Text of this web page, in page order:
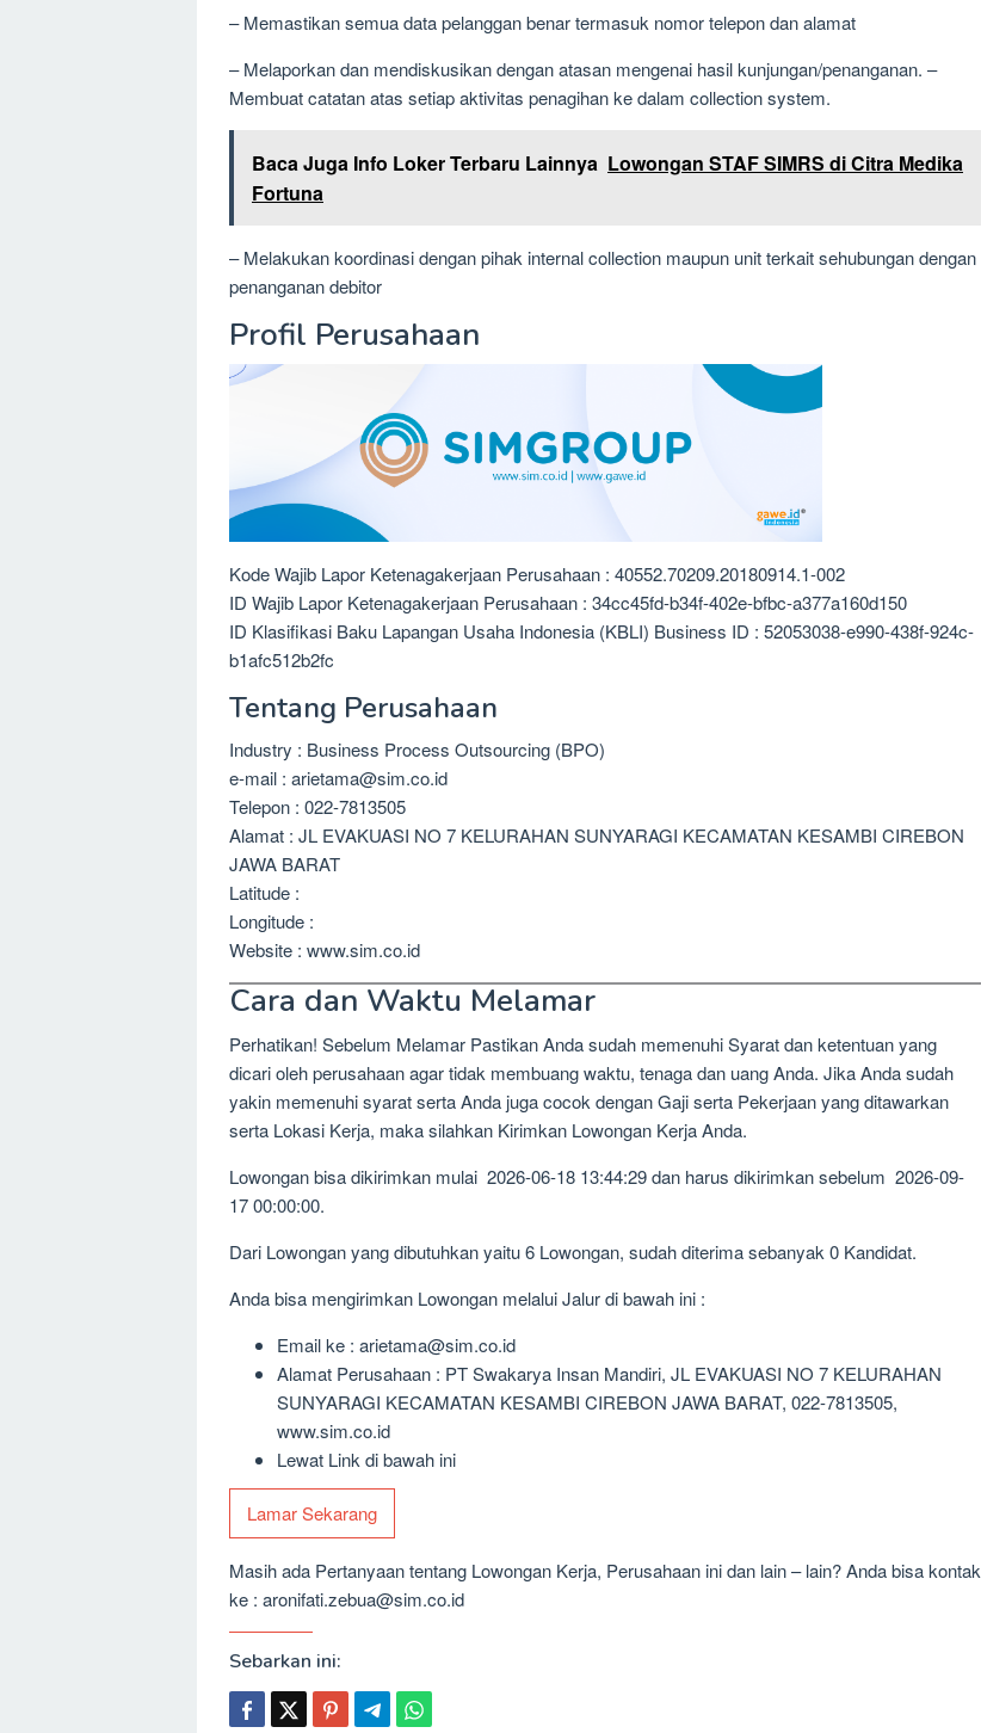
– Memastikan semua data pelanggan benar termasuk nomor telepon dan alamat
– Melaporkan dan mendiskusikan dengan atasan mengenai hasil kunjungan/penanganan. –
Membuat catatan atas setiap aktivitas penagihan ke dalam collection system.
Baca Juga Info Loker Terbaru Lainnya Lowongan STAF SIMRS di Citra Medika
Fortuna
– Melakukan koordinasi dengan pihak internal collection maupun unit terkait sehubungan dengan
penanganan debitor
Profil Perusahaan
Kode Wajib Lapor Ketenagakerjaan Perusahaan : 40552.70209.20180914.1-002
ID Wajib Lapor Ketenagakerjaan Perusahaan : 34cc45fd-b34f-402e-bfbc-a377a160d150
ID Klasifikasi Baku Lapangan Usaha Indonesia (KBLI) Business ID : 52053038-e990-438f-924c-
b1afc512b2fc
Tentang Perusahaan
Industry : Business Process Outsourcing (BPO)
e-mail : arietama@sim.co.id
Telepon : 022-7813505
Alamat : JL EVAKUASI NO 7 KELURAHAN SUNYARAGI KECAMATAN KESAMBI CIREBON
JAWA BARAT
Latitude :
Longitude :
Website : www.sim.co.id
Cara dan Waktu Melamar
Perhatikan! Sebelum Melamar Pastikan Anda sudah memenuhi Syarat dan ketentuan yang
dicari oleh perusahaan agar tidak membuang waktu, tenaga dan uang Anda. Jika Anda sudah
yakin memenuhi syarat serta Anda juga cocok dengan Gaji serta Pekerjaan yang ditawarkan
serta Lokasi Kerja, maka silahkan Kirimkan Lowongan Kerja Anda.
Lowongan bisa dikirimkan mulai 2026-06-18 13:44:29 dan harus dikirimkan sebelum 2026-09-
17 00:00:00.
Dari Lowongan yang dibutuhkan yaitu 6 Lowongan, sudah diterima sebanyak 0 Kandidat.
Anda bisa mengirimkan Lowongan melalui Jalur di bawah ini :
Email ke : arietama@sim.co.id
Alamat Perusahaan : PT Swakarya Insan Mandiri, JL EVAKUASI NO 7 KELURAHAN
SUNYARAGI KECAMATAN KESAMBI CIREBON JAWA BARAT, 022-7813505,
www.sim.co.id
Lewat Link di bawah ini
Lamar Sekarang
Masih ada Pertanyaan tentang Lowongan Kerja, Perusahaan ini dan lain – lain? Anda bisa kontak
ke : aronifati.zebua@sim.co.id
Sebarkan ini: